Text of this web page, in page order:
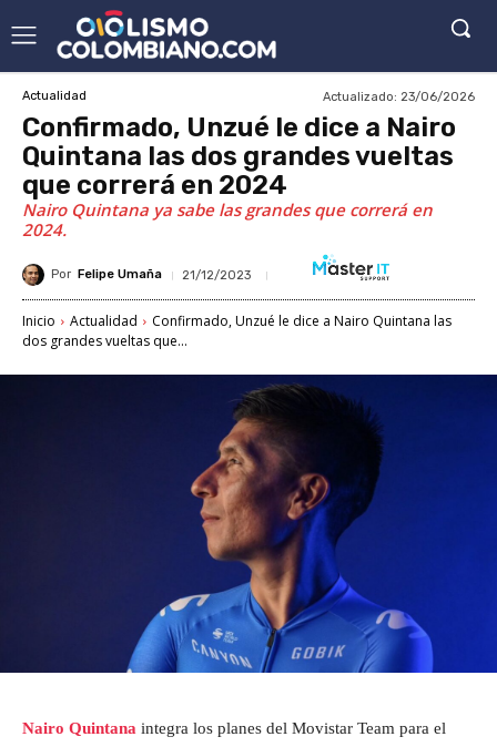
Actualidad Actualizado: 23/06/2026
Confirmado, Unzué le dice a Nairo
Quintana las dos grandes vueltas
que correrá en 2024
Nairo Quintana ya sabe las grandes que correrá en
2024.
Por Felipe Umaña 21/12/2023
Inicio Actualidad
Confirmado, Unzué le dice a Nairo Quintana las
dos grandes vueltas que...
Nairo Quintana integra los planes del Movistar Team para el